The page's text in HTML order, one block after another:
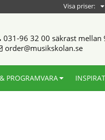
Visa priser:
031-96 32 00 säkrast mellan
order@musikskolan.se
PROGRAMVARA